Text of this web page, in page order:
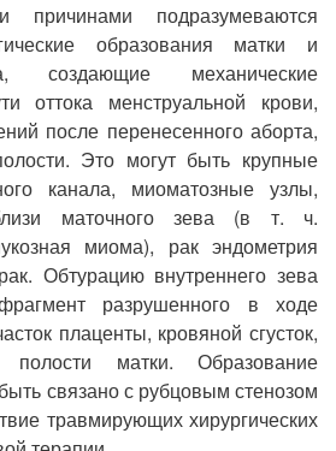
причинами подразумеваются
образования матки и
создающие механические
оттока менструальной крови,
после перенесенного аборта,
Это могут быть крупные
канала, миоматозные узлы,
маточного зева (в т. ч.
миома), рак эндометрия
Обтурацию внутреннего зева
разрушенного в ходе
плаценты, кровяной сгусток,
матки. Образование
связано с рубцовым стенозом
травмирующих хирургических